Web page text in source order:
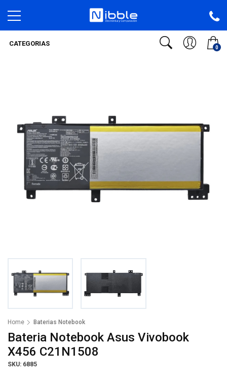
0
CATEGORIAS
Home Baterias Notebook
Bateria Notebook Asus Vivobook
X456 C21N1508
SKU: 6885